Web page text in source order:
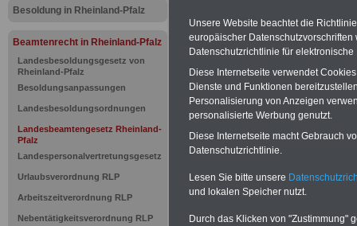
Besoldung in Rheinland-Pfalz
Beamtenrecht in Rheinland-Pfalz
Landesbesoldungsgesetz von
Rheinland-Pfalz
Besoldungsanpassungen
Landesbesoldungsordnungen
Landesbeamtengesetz Rheinland-
Pfalz
Landespersonalvertretungsgesetz
Urlaubsverordnung RLP
Arbeitszeitverordnung RLP
Nebentätigkeitsverordnung RLP
Rheinland-
Unsere Website beachtet die
europäischer
Datenschutzrichtlinie für
Diese Internetseite verwendet
Dienste und Funktionen
Personalisierung von Anzeigen
personalisierte Werbung genutzt.
Diese Internetseite macht Gebrauch
Datenschutzrichtlinie.
Lesen Sie bitte unsere
und lokalen Speicher nutzt.
Durch das Klicken von "Zustimmung"